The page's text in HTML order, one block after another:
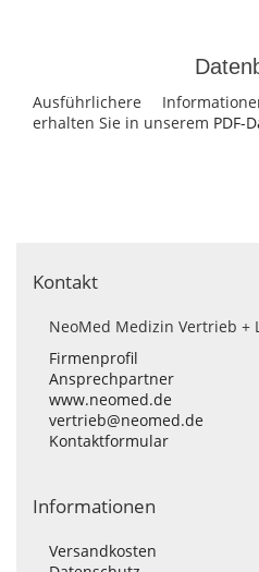
Ausführlichere
erhalten Sie in unserem PDF-
Kontakt
NeoMed Medizin Vertrieb +
Firmenprofil
Ansprechpartner
www.neomed.de
vertrieb@neomed.de
Kontaktformular
Informationen
Versandkosten